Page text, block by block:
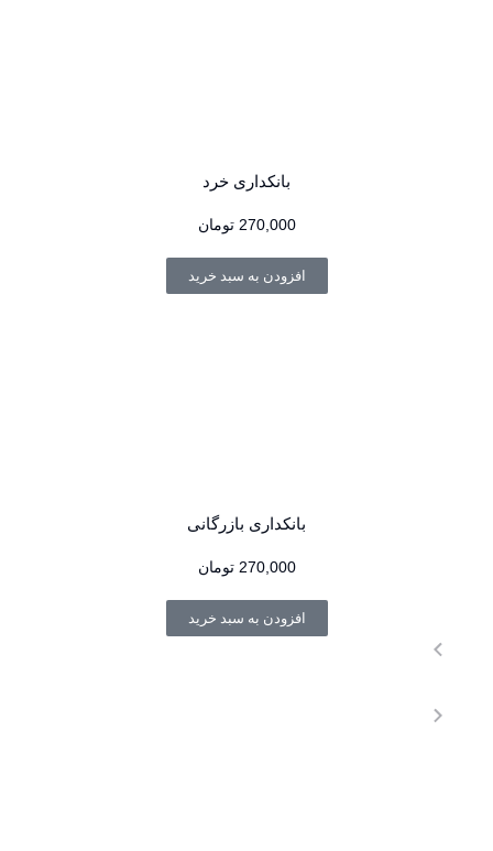
بانکداری خرد
270,000 تومان
افزودن به سبد خرید
بانکداری بازرگانی
270,000 تومان
افزودن به سبد خرید